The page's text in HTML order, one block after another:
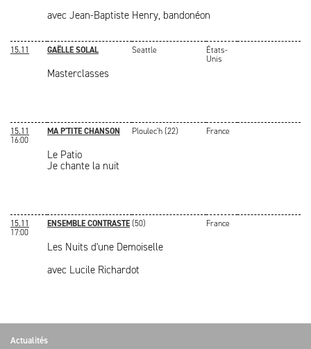
avec Jean-Baptiste Henry, bandonéon
15.11 GAËLLE SOLAL Seattle
États-
Unis
Masterclasses
15.11
16:00
MA P'TITE CHANSON Ploulec'h (22) France
Le Patio
Je chante la nuit
15.11
17:00
ENSEMBLE CONTRASTE(50) France
Les Nuits d'une Demoiselle
avec Lucile Richardot
Actualités